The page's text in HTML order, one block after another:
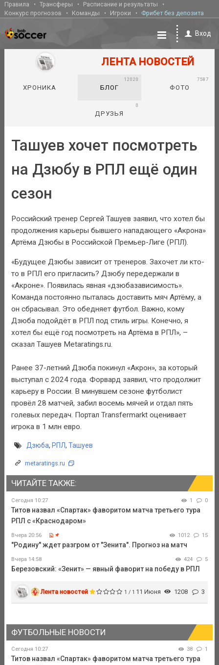
Правила Трансферы
Расписание и результаты
Конкурс прогнозов
Команды Игроки Фрибет без депозита
Вход
ЛЕНТА НОВОСТЕЙ
ХРОНИКА БЛОГ
12020
ФОТО
7587
ДРУЗЬЯ
0
Ташуев хочет посмотреть
на Дзюбу в РПЛ ещё один
сезон
Российский тренер Сергей Ташуев заявил, что хотел бы
продолжения карьеры бывшего нападающего «Акрона»
Артёма Дзюбы в Российской Премьер-Лиге (РПЛ).
«Будущее Дзюбы зависит от тренеров. Захочет ли кто-
то в РПЛ его пригласить? Дзюбу передержали в
«Акроне». Появилась явная «дзюбазависимость».
Команда постоянно пыталась доставить мяч Артёму, а
он сбрасывал. Это обедняет футбол. Важно, кому
Дзюба подойдёт в РПЛ под стиль игры. Конечно, я
хотел бы ещё год посмотреть на Артёма в РПЛ», –
сказал Ташуев Metaratings.ru.
Ранее 37-летний Дзюба покинул «Акрон», за который
выступал с 2024 года. Форвард заявил, что продолжит
карьеру в России. В минувшем сезоне футболист
провёл 28 матчей, забил восемь мячей и отдал пять
голевых передач. Портал Transfermarkt оценивает
игрока в 1 млн евро.
Дзюба, РПЛ, Ташуев
metaratings.ru
ЧИТАЙТЕ ТАКЖЕ:
Сегодня 10:27 1 0
Титов назвал «Спартак» фаворитом матча третьего тура
РПЛ с «Краснодаром»
Вчера 20:56 1012 15
"Родину" ждет разгром от "Зенита". Прогноз на матч
Вчера 14:58 424 5
Березовский: «Зенит» — явный фаворит на победу в РПЛ
Лента новостей 1 / 1 11 Июня 1208 3
ФУТБОЛЬНЫЕ НОВОСТИ
Сегодня 10:27 38 1
Титов назвал «Спартак» фаворитом матча третьего тура